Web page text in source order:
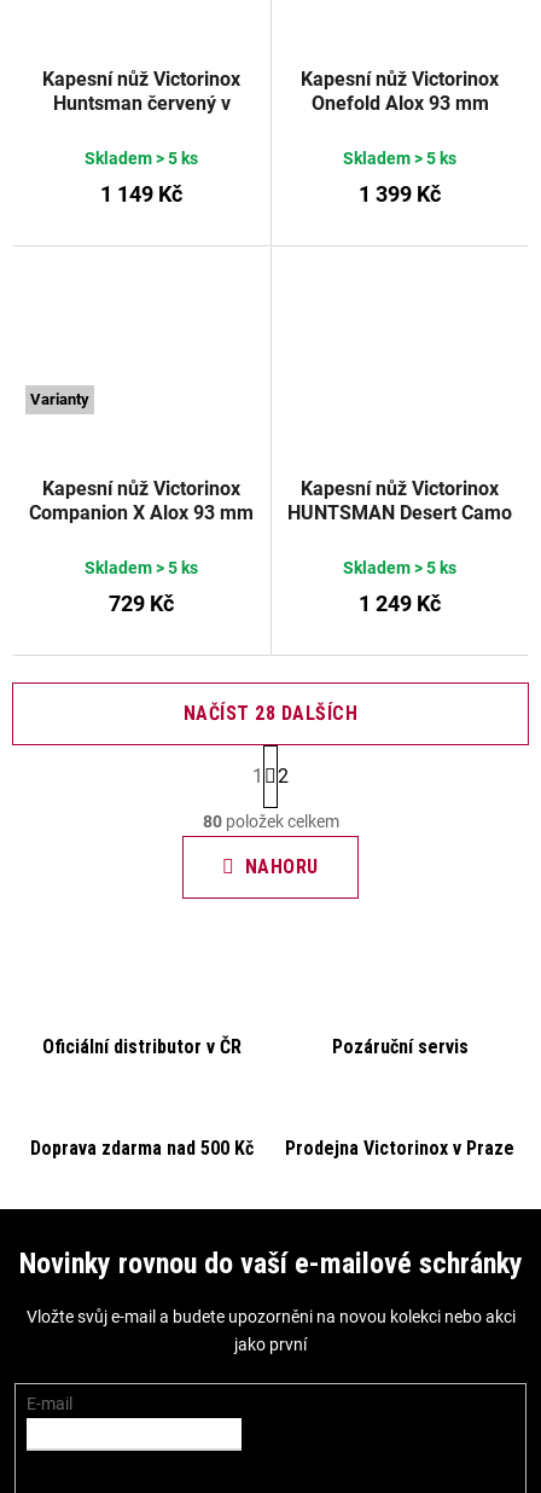
Kapesní nůž Victorinox
Huntsman červený v
Skladem> 5 ks
1 149 Kč
Kapesní nůž Victorinox
Onefold Alox 93 mm
Skladem> 5 ks
1 399 Kč
Varianty
Kapesní nůž Victorinox
Companion X Alox 93 mm
Skladem> 5 ks
729 Kč
Kapesní nůž Victorinox
HUNTSMAN Desert Camo
Skladem> 5 ks
1 249 Kč
O
v
l
á
v
ý
p
i
s
NAČÍST 28 DALŠÍCH
t
r
á
n
k
1 2
80položek celkem
NAHORU
Oficiální distributor v ČR Pozáruční servis
Doprava zdarma nad 500 Kč Prodejna Victorinox v Praze
Novinky rovnou do vaší e-mailové schránky
Vložte svůj e-mail a budete upozorněni na novou kolekci nebo akci
jako první
E-mail